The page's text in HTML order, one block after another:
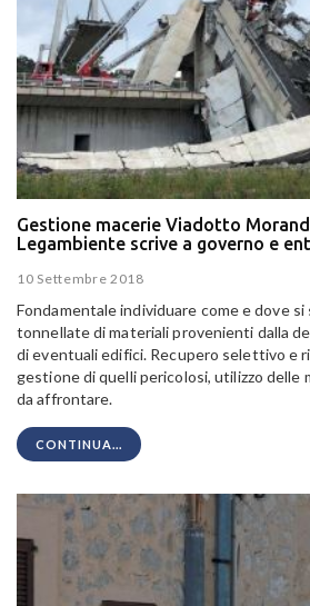
Gestione macerie Viadotto
Legambiente scrive a governo e
10 Settembre 2018
Fondamentale individuare come e dove si
tonnellate di materiali provenienti dalla
di eventuali edifici. Recupero selettivo e
gestione di quelli pericolosi, utilizzo delle
da affrontare.
CONTINUA...